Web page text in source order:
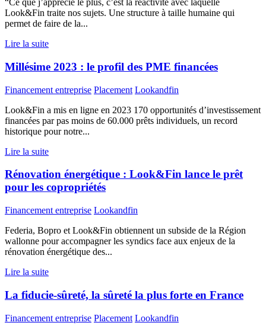
“Ce que j’apprécie le plus, c’est la réactivité avec laquelle
Look&Fin traite nos sujets. Une structure à taille humaine qui
permet de faire de la...
Lire la suite
Millésime 2023 : le profil des PME financées
Financement entreprise Placement Lookandfin
Look&Fin a mis en ligne en 2023 170 opportunités d’investissement
financées par pas moins de 60.000 prêts individuels, un record
historique pour notre...
Lire la suite
Rénovation énergétique : Look&Fin lance le prêt
pour les copropriétés
Financement entreprise Lookandfin
Federia, Bopro et Look&Fin obtiennent un subside de la Région
wallonne pour accompagner les syndics face aux enjeux de la
rénovation énergétique des...
Lire la suite
La fiducie-sûreté, la sûreté la plus forte en France
Financement entreprise Placement Lookandfin